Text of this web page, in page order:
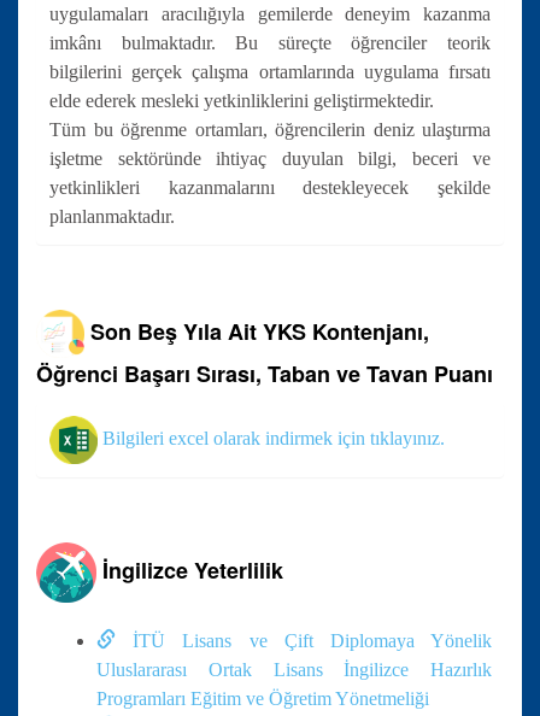
uygulamaları aracılığıyla gemilerde deneyim kazanma
imkânı bulmaktadır. Bu süreçte öğrenciler teorik
bilgilerini gerçek çalışma ortamlarında uygulama fırsatı
elde ederek mesleki yetkinliklerini geliştirmektedir.
Tüm bu öğrenme ortamları, öğrencilerin deniz ulaştırma
işletme sektöründe ihtiyaç duyulan bilgi, beceri ve
yetkinlikleri kazanmalarını destekleyecek şekilde
planlanmaktadır.
Son Beş Yıla Ait YKS Kontenjanı,
Öğrenci Başarı Sırası, Taban ve Tavan Puanı
Bilgileri excel olarak indirmek için tıklayınız.
İngilizce Yeterlilik
İTÜ Lisans ve Çift Diplomaya Yönelik
Uluslararası Ortak Lisans İngilizce Hazırlık
Programları Eğitim ve Öğretim Yönetmeliği